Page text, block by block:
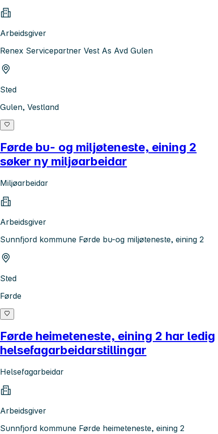
Arbeidsgiver
Renex Servicepartner Vest As Avd Gulen
Sted
Gulen, Vestland
Førde bu- og miljøteneste, eining 2
søker ny miljøarbeidar
Miljøarbeidar
Arbeidsgiver
Sunnfjord kommune Førde bu-og miljøteneste, eining 2
Sted
Førde
Førde heimeteneste, eining 2 har ledig
helsefagarbeidarstillingar
Helsefagarbeidar
Arbeidsgiver
Sunnfjord kommune Førde heimeteneste, eining 2